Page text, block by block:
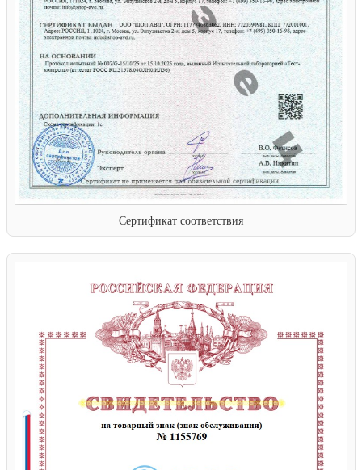
Сертификат соответствия